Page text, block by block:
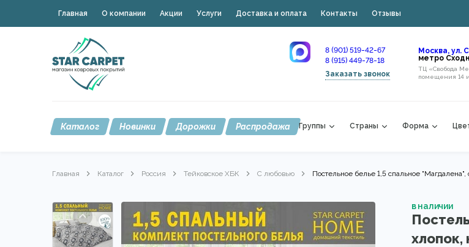
Главная О компании Акции Услуги Доставка и оплата Контакты Отзывы
8 (901) 519-42-67
8 (915) 449-78-18
Заказать звонок
Москва, ул.
метро
ТЦ «Свобода
помещения 14
Каталог Новинки Дорожки Распродажа Группы Страны Форма
Главная Каталог Россия Тейковское ХБК С любовью Постельное белье 1,5 спальное "Магдалена",
в наличии
хлопок,